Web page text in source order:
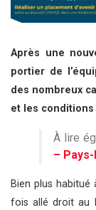
Après une
portier de
des nombreux
et les
À lire
–
Bien plus
fois allé droit au